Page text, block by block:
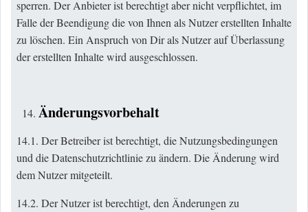
sperren. Der Anbieter ist berechtigt aber nicht verpflichtet, im
Falle der Beendigung die von Ihnen als Nutzer erstellten Inhalte
zu löschen. Ein Anspruch von Dir als Nutzer auf Überlassung
der erstellten Inhalte wird ausgeschlossen.
Änderungsvorbehalt
14.1. Der Betreiber ist berechtigt, die Nutzungsbedingungen
und die Datenschutzrichtlinie zu ändern. Die Änderung wird
dem Nutzer mitgeteilt.
14.2. Der Nutzer ist berechtigt, den Änderungen zu